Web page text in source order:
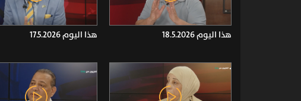
هذا اليوم 18.5.2026 هذا اليوم 17.5.2026